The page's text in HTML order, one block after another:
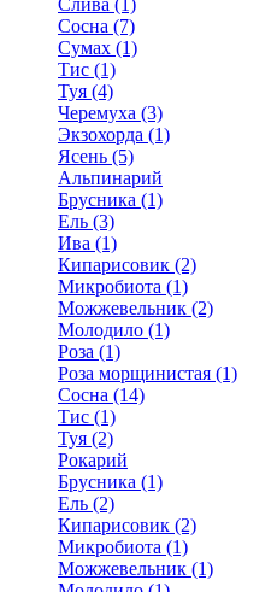
Слива (1)
Сосна (7)
Сумах (1)
Тис (1)
Туя (4)
Черемуха (3)
Экзохорда (1)
Ясень (5)
Альпинарий
Брусника (1)
Ель (3)
Ива (1)
Кипарисовик (2)
Микробиота (1)
Можжевельник (2)
Молодило (1)
Роза (1)
Роза морщинистая (1)
Сосна (14)
Тис (1)
Туя (2)
Рокарий
Брусника (1)
Ель (2)
Кипарисовик (2)
Микробиота (1)
Можжевельник (1)